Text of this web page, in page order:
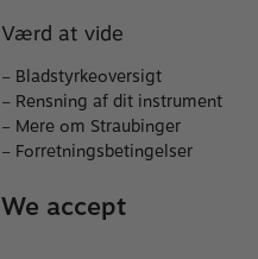
Værd at vide
– Bladstyrkeoversigt
– Rensning af dit instrument
– Mere om Straubinger
– Forretningsbetingelser
We accept